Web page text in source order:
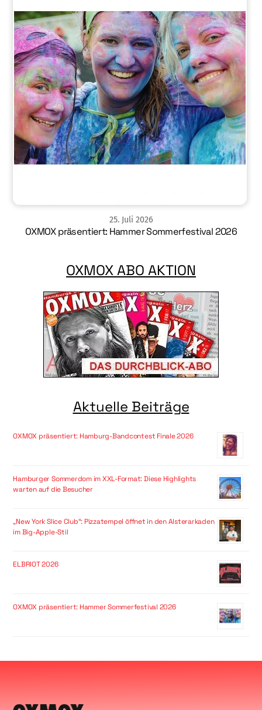
25. Juli 2026
OXMOX präsentiert: Hammer Sommerfestival 2026
OXMOX ABO AKTION
Aktuelle Beiträge
OXMOX präsentiert: Hamburg-Bandcontest Finale 2026
Hamburger Sommerdom im XXL-Format: Diese Highlights
warten auf die Besucher
„New York Slice Club“: Pizzatempel öffnet in den Alsterarkaden
im Big-Apple-Stil
ELBRIOT 2026
OXMOX präsentiert: Hammer Sommerfestival 2026